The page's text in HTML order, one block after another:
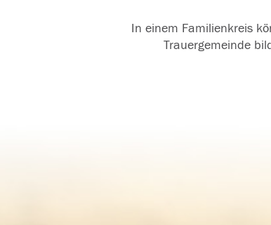
In einem Familienkreis
Trauergemeinde